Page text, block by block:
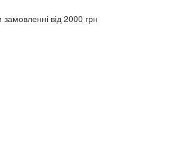
від 2000 грн